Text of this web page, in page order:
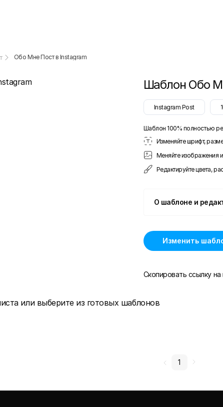
Обо Мне Пост в Instagram
Шаблон Обо
Instagram Post
Шаблон 100% полностью
Изменяйте шрифт,
Меняйте изображения
Редактируйте цвета,
О шаблоне и
Изменить
Скопировать ссылку
или выберите из готовых шаблонов
1